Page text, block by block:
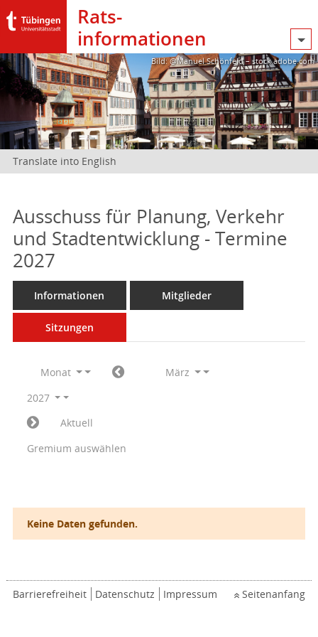
Rats­
informationen
Bild: @Manuel Schönfeld – stock.adobe.com
Translate into English
Ausschuss für Planung, Verkehr
und Stadtentwicklung - Termine
2027
Informationen Mitglieder
Sitzungen
Monat
März
2027
Aktuell
Gremium auswählen
Keine Daten gefunden.
Barrierefreiheit Datenschutz Impressum Seitenanfang